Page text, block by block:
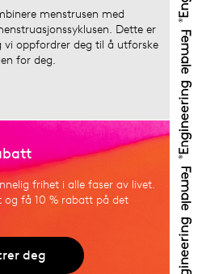
menstrusen med
Dette er
vi oppfordrer deg til å utforske
for deg.
frihet i alle faser av livet.
og få 10 % rabatt på det
deg